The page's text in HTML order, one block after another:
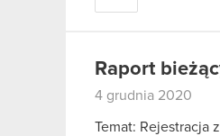
Raport
4 grudnia 2020
Temat: Rejestracja